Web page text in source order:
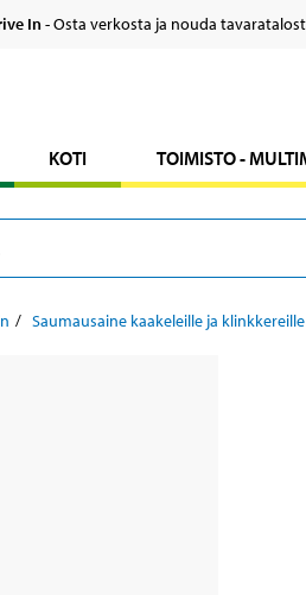
In- Osta verkosta ja nouda
KOTI TOIMISTO -
Saumausaine kaakeleille ja klinkkereille